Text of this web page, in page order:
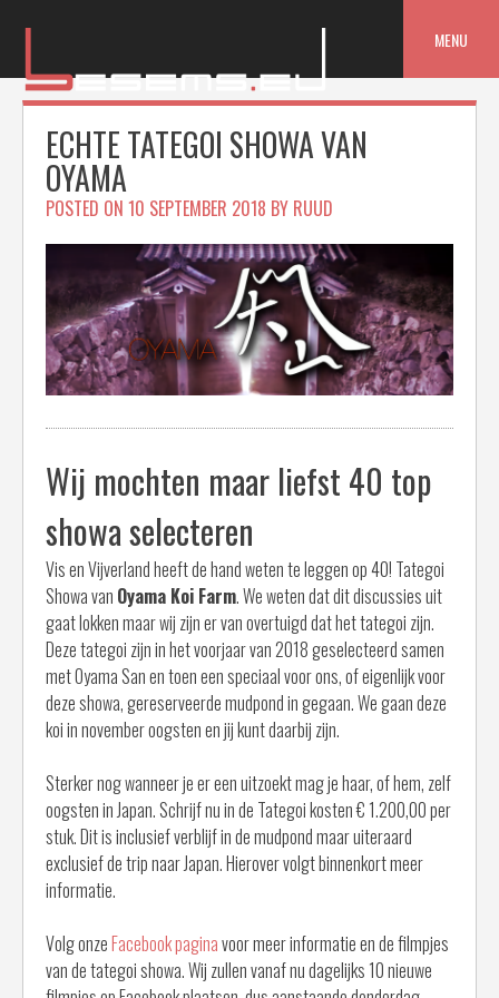
MENU
ECHTE TATEGOI SHOWA VAN
OYAMA
POSTED ON 10 SEPTEMBER 2018 BY RUUD
Wij mochten maar liefst 40 top
showa selecteren
Vis en Vijverland heeft de hand weten te leggen op 40! Tategoi
Showa van Oyama Koi Farm. We weten dat dit discussies uit
gaat lokken maar wij zijn er van overtuigd dat het tategoi zijn.
Deze tategoi zijn in het voorjaar van 2018 geselecteerd samen
met Oyama San en toen een speciaal voor ons, of eigenlijk voor
deze showa, gereserveerde mudpond in gegaan. We gaan deze
koi in november oogsten en jij kunt daarbij zijn.
Sterker nog wanneer je er een uitzoekt mag je haar, of hem, zelf
oogsten in Japan. Schrijf nu in de Tategoi kosten € 1.200,00 per
stuk. Dit is inclusief verblijf in de mudpond maar uiteraard
exclusief de trip naar Japan. Hierover volgt binnenkort meer
informatie.
Volg onzeFacebook paginavoor meer informatie en de filmpjes
van de tategoi showa. Wij zullen vanaf nu dagelijks 10 nieuwe